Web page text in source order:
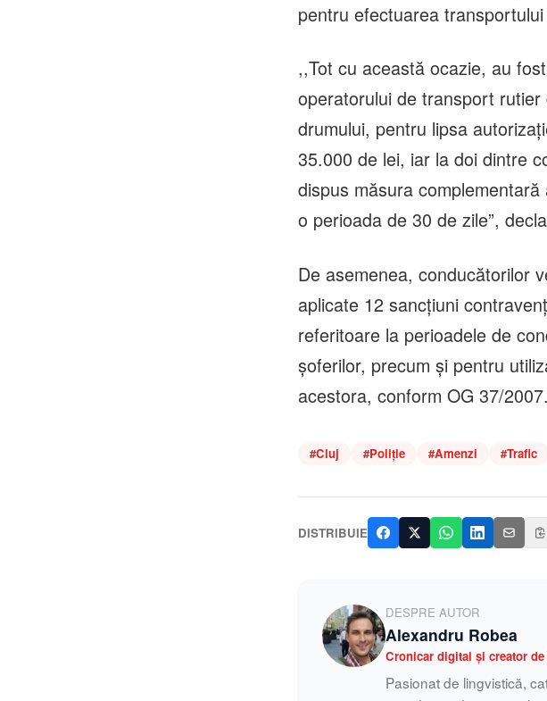
pentru efectuarea
,,Tot cu această ocazie, au
operatorului de transport
drumului, pentru lipsa
35.000 de lei, iar la doi dintre
dispus măsura
o perioada de 30 de zile”,
De asemenea, conducătorilor
aplicate 12 sancțiuni
referitoare la perioadele de
șoferilor, precum și pentru
acestora, conform OG 37/2007.
#Cluj #Poliție #Amenzi #Trafic
DISTRIBUIE
DESPRE AUTOR
Alexandru Robea
Cronicar digital și creator
Pasionat de lingvistică,